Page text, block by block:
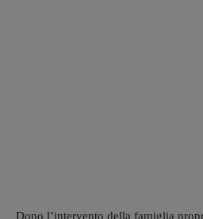
Dopo l’intervento della famiglia